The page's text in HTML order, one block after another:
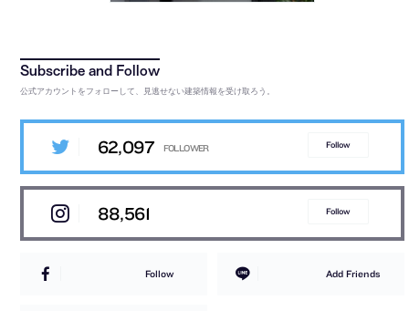
公式アカウントをフォローして、見逃せない建築情報を受け取ろう。
62,097 Follow
88,561 Follow
Follow Add Friends